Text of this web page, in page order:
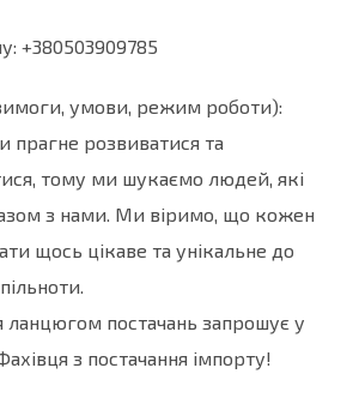
+380503909785
умови, режим роботи):
прагне розвиватися та
тому ми шукаємо людей, які
з нами. Ми віримо, що кожен
щось цікаве та унікальне до
ланцюгом постачань запрошує у
з постачання імпорту!